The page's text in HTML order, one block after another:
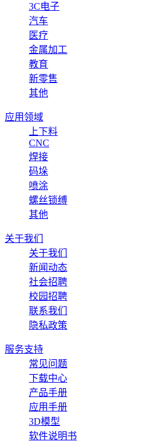
3C电子
汽车
医疗
金属加工
教育
新零售
其他
应用领域
上下料
CNC
焊接
码垛
喷涂
螺丝锁缚
其他
关于我们
关于我们
新闻动态
社会招聘
校园招聘
联系我们
隐私政策
服务支持
常见问题
下载中心
产品手册
应用手册
3D模型
软件说明书